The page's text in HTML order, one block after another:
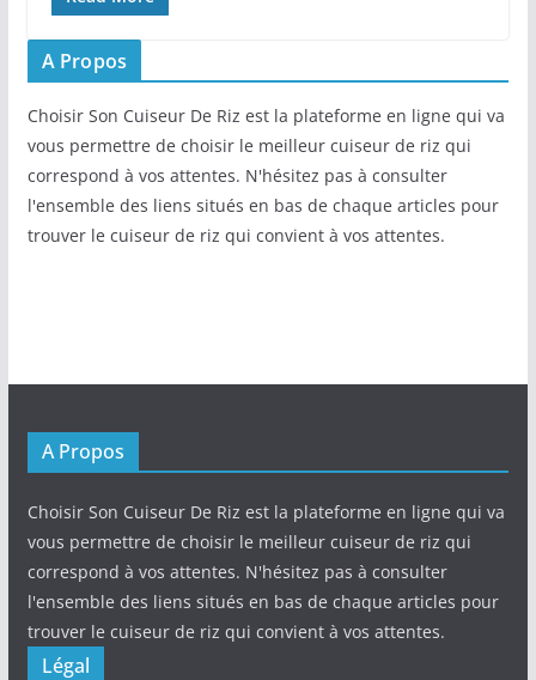
A Propos
Choisir Son Cuiseur De Riz est la plateforme en ligne qui va
vous permettre de choisir le meilleur cuiseur de riz qui
correspond à vos attentes. N'hésitez pas à consulter
l'ensemble des liens situés en bas de chaque articles pour
trouver le cuiseur de riz qui convient à vos attentes.
A Propos
Choisir Son Cuiseur De Riz est la plateforme en ligne qui va
vous permettre de choisir le meilleur cuiseur de riz qui
correspond à vos attentes. N'hésitez pas à consulter
l'ensemble des liens situés en bas de chaque articles pour
trouver le cuiseur de riz qui convient à vos attentes.
Légal